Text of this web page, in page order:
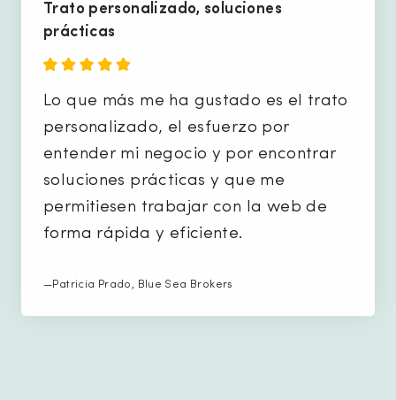
Trato personalizado, soluciones
prácticas
Lo que más me ha gustado es el trato
personalizado, el esfuerzo por
entender mi negocio y por encontrar
soluciones prácticas y que me
permitiesen trabajar con la web de
forma rápida y eficiente.
—Patricia Prado, Blue Sea Brokers